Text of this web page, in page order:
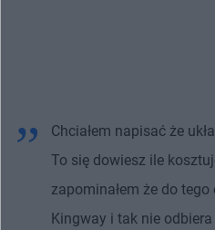
Chciałem napisać że
To się dowiesz ile
zapominałem że do
Kingway i tak nie